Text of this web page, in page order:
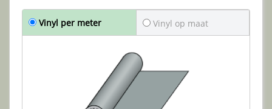
Vinyl per meter Vinyl op maat